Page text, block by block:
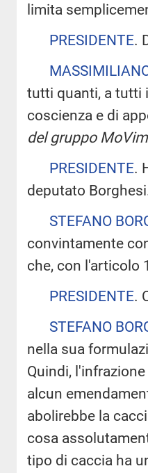
limita
PRESIDENTE.
tutti quanti, a tutti
coscienza e di
del gruppo
PRESIDENTE.
deputato
STEFANO
convintamente
che, con l'articolo
PRESIDENTE.
STEFANO
nella sua
Quindi,
alcun
abolirebbe la
cosa
tipo di caccia ha